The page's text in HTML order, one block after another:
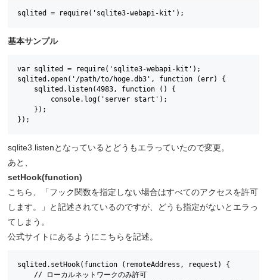
sqlited = require('sqlite3-webapi-kit');
基本サンプル
var sqlited = require('sqlite3-webapi-kit');
sqlited.open('/path/to/hoge.db3', function (err) {
    sqlited.listen(4983, function () {
        console.log('server start');
    });
});
sqlite3.listenとなっているとどうもエラっていたので変更。
あと、
setHook(function)
こちら、「フック関数を指定しない場合はすべてのアクセスを許可
します。」と記述されているのですが、どうも指定がないとエラっ
てしまう。
公式サイトにあるようにこちらを記述。
sqlited.setHook(function (remoteAddress, request) {
    // ローカルネットワークのみ許可